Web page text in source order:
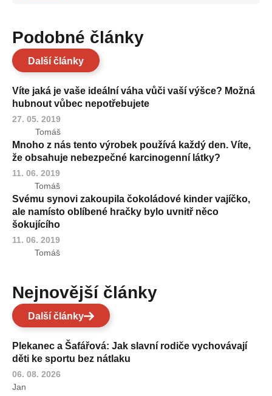
Podobné články
Další články
Víte jaká je vaše ideální váha vůči vaší výšce? Možná
hubnout vůbec nepotřebujete
27. 05. 2019
Tomáš
Mnoho z nás tento výrobek používá každý den. Víte,
že obsahuje nebezpečné karcinogenní látky?
11. 06. 2019
Tomáš
Svému synovi zakoupila čokoládové kinder vajíčko,
ale namísto oblíbené hračky bylo uvnitř něco
šokujícího
11. 06. 2019
Tomáš
Nejnovější články
Další články
Plekanec a Šafářová: Jak slavní rodiče vychovávají
děti ke sportu bez nátlaku
06. 08. 2026
Jan